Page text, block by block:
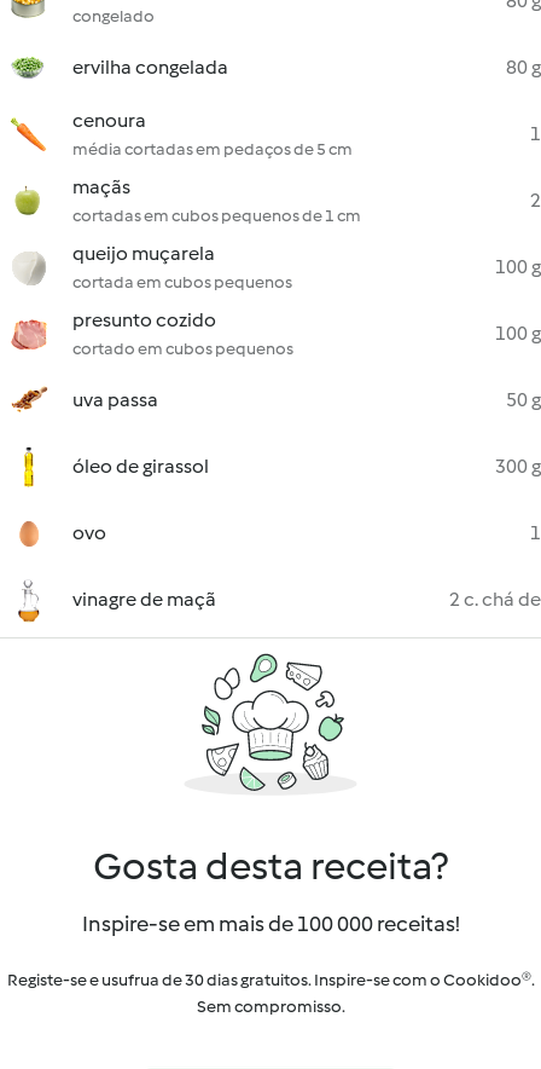
congelado
ervilha congelada 80 g
cenoura
média cortadas em pedaços de 5 cm
1
maçãs
cortadas em cubos pequenos de 1 cm
2
queijo muçarela
cortada em cubos pequenos
100 g
presunto cozido
cortado em cubos pequenos
100 g
uva passa 50 g
óleo de girassol 300 g
ovo 1
vinagre de maçã 2 c. chá de
Gosta desta receita?
Inspire-se em mais de 100 000 receitas!
Registe-se e usufrua de 30 dias gratuitos. Inspire-se com o Cookidoo®.
Sem compromisso.